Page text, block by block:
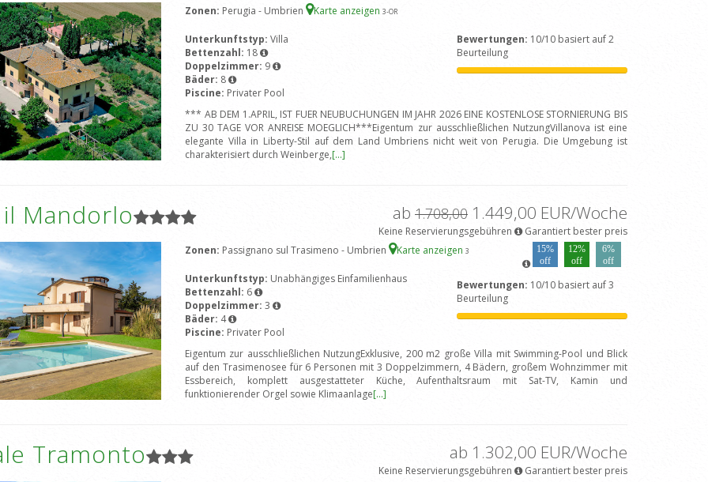
Zonen: Perugia - Umbrien Karte anzeigen 3-OR
Unterkunftstyp: Villa
Bettenzahl: 18
Doppelzimmer: 9
Bäder: 8
Piscine: Privater Pool
Bewertungen: 10/10 basiert auf 2
Beurteilung
*** AB DEM 1.APRIL, IST FUER NEUBUCHUNGEN IM JAHR 2026 EINE KOSTENLOSE STORNIERUNG BIS
ZU 30 TAGE VOR ANREISE MOEGLICH***Eigentum zur ausschließlichen NutzungVillanova ist eine
elegante Villa in Liberty-Stil auf dem Land Umbriens nicht weit von Perugia. Die Umgebung ist
charakterisiert durch Weinberge,[...]
Mandorlo ab 1.708,00 1.449,00 EUR/Woche
Keine Reservierungsgebühren
Garantiert bester preis
Zonen: Passignano sul Trasimeno - Umbrien Karte anzeigen 3
15%
off
12%
off
6%
off
Unterkunftstyp: Unabhängiges Einfamilienhaus
Bettenzahl: 6
Doppelzimmer: 3
Bäder: 4
Piscine: Privater Pool
Bewertungen: 10/10 basiert auf 3
Beurteilung
Eigentum zur ausschließlichen NutzungExklusive, 200 m2 große Villa mit Swimming-Pool und Blick
auf den Trasimenosee für 6 Personen mit 3 Doppelzimmern, 4 Bädern, großem Wohnzimmer mit
Essbereich, komplett ausgestatteter Küche, Aufenthaltsraum mit Sat-TV, Kamin und
funktionierender Orgel sowie Klimaanlage[...]
Tramonto ab 1.302,00 EUR/Woche
Keine Reservierungsgebühren
Garantiert bester preis